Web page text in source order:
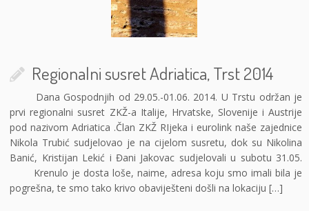
Regionalni susret Adriatica, Trst 2014
Dana Gospodnjih od 29.05.-01.06. 2014. U Trstu održan je
prvi regionalni susret ZKŽ-a Italije, Hrvatske, Slovenije i Austrije
pod nazivom Adriatica .Član ZKŽ RIjeka i eurolink naše zajednice
Nikola Trubić sudjelovao je na cijelom susretu, dok su Nikolina
Banić, Kristijan Lekić i Đani Jakovac sudjelovali u subotu 31.05.
Krenulo je dosta loše, naime, adresa koju smo imali bila je
pogrešna, te smo tako krivo obaviješteni došli na lokaciju […]